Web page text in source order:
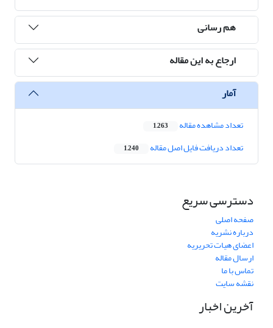
هم رسانی
ارجاع به این مقاله
آمار
تعداد مشاهده مقاله 1,263
تعداد دریافت فایل اصل مقاله 1,240
دسترسی سریع
صفحه اصلی
درباره نشریه
اعضای هیات تحریریه
ارسال مقاله
تماس با ما
نقشه سایت
آخرین اخبار